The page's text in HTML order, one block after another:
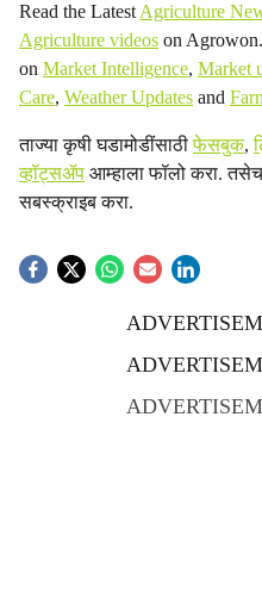
Read the Latest Agriculture
Agriculture videos on
on Market Intelligence, Market
Care, Weather Updates and
ताज्या कृषी घडामोडींसाठीफेसबुक,
व्हॉट्सॲप आम्हाला फॉलो करा.
सबस्क्राइब करा.